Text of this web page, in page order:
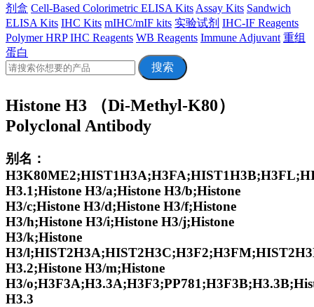
剂盒 Cell-Based Colorimetric ELISA Kits Assay Kits Sandwich
ELISA Kits IHC Kits mIHC/mIF kits 实验试剂 IHC-IF Reagents
Polymer HRP IHC Reagents WB Reagents Immune Adjuvant 重组
蛋白
搜索
Histone H3 （Di-Methyl-K80）
Polyclonal Antibody
别名：
H3.1;Histone H3/a;Histone H3/b;Histone
H3/c;Histone H3/d;Histone H3/f;Histone
H3/h;Histone H3/i;Histone H3/j;Histone
H3/k;Histone
H3/
H3.2;Histone H3/m;Histone
H3/
H3.3